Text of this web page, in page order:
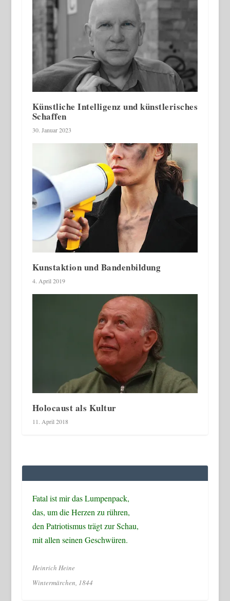
Künstliche Intelligenz und künstlerisches
Schaffen
30. Januar 2023
Kunstaktion und Bandenbildung
4. April 2019
Holocaust als Kultur
11. April 2018
Fatal ist mir das Lumpenpack,
das, um die Herzen zu rühren,
den Patriotismus trägt zur Schau,
mit allen seinen Geschwüren.
Heinrich Heine
Wintermärchen, 1844